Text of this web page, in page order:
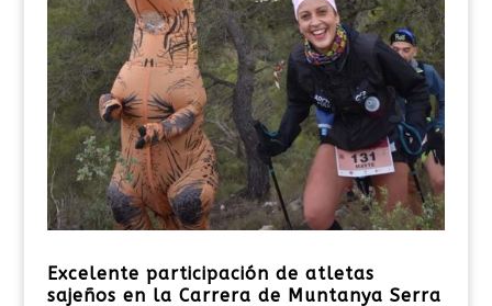
Excelente participación de atletas
sajeños en la Carrera de Muntanya Serra